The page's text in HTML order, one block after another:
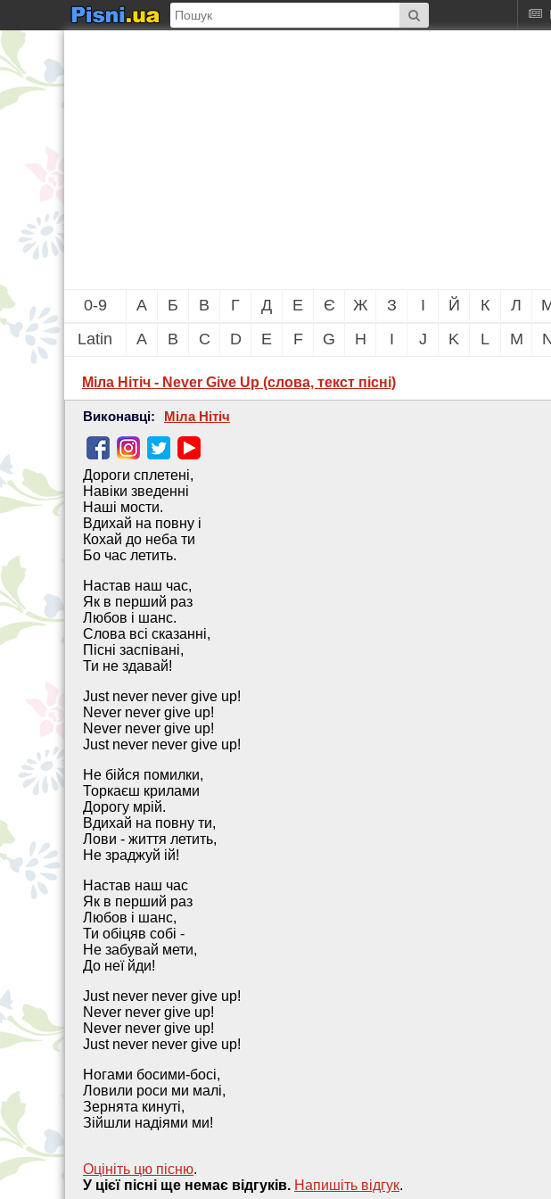
0-9 А Б В Г Д Е Є Ж З І Й К Л
Latin
A B C D E F G H I J K L M
Міла Нітіч - Never Give Up (слова, текст пісні)
Виконавці: Міла Нітіч
Дороги сплетені,
Навіки зведенні
Наші мости.
Вдихай на повну і
Кохай до неба ти
Бо час летить.
Настав наш час,
Як в перший раз
Любов i шанс.
Слова всі сказанні,
Пісні заспівані,
Ти не здавай!
Just never never give up!
Never never give up!
Never never give up!
Just never never give up!
Не бійся помилки,
Торкаєш крилами
Дорогу мрій.
Вдихай на повну ти,
Лови - життя летить,
Не зраджуй ій!
Настав наш час
Як в перший раз
Любов i шанс,
Ти обіцяв собі -
Не забувай мети,
До неї йди!
Just never never give up!
Never never give up!
Never never give up!
Just never never give up!
Ногами босими-босі,
Ловили роси ми малі,
Зернята кинуті,
Зійшли надіями ми!
Оцініть цю пісню.
У цієї пісні ще немає відгуків. Напишiть вiдгук.